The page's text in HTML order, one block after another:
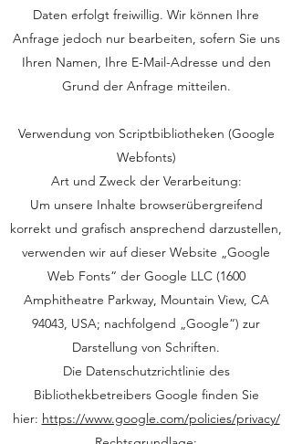
Daten erfolgt freiwillig. Wir können Ihre
Anfrage jedoch nur bearbeiten, sofern Sie uns
Ihren Namen, Ihre E-Mail-Adresse und den
Grund der Anfrage mitteilen.
Verwendung von Scriptbibliotheken (Google
Webfonts)
Art und Zweck der Verarbeitung:
Um unsere Inhalte browserübergreifend
korrekt und grafisch ansprechend darzustellen,
verwenden wir auf dieser Website „Google
Web Fonts“ der Google LLC (1600
Amphitheatre Parkway, Mountain View, CA
94043, USA; nachfolgend „Google“) zur
Darstellung von Schriften.
Die Datenschutzrichtlinie des
Bibliothekbetreibers Google finden Sie
hier: https://www.google.com/policies/privacy/